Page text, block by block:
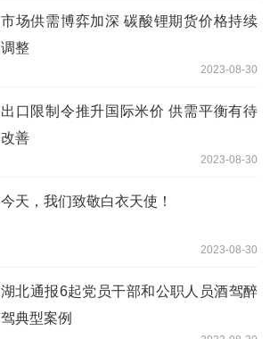
市场供需博弈加深 碳酸锂期货价格持续
调整
2023-08-30
出口限制令推升国际米价 供需平衡有待
改善
2023-08-30
今天，我们致敬白衣天使！
2023-08-30
湖北通报6起党员干部和公职人员酒驾醉
驾典型案例